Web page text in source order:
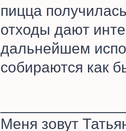
пицца
отходы дают
дальнейшем
собираются как
Меня зовут